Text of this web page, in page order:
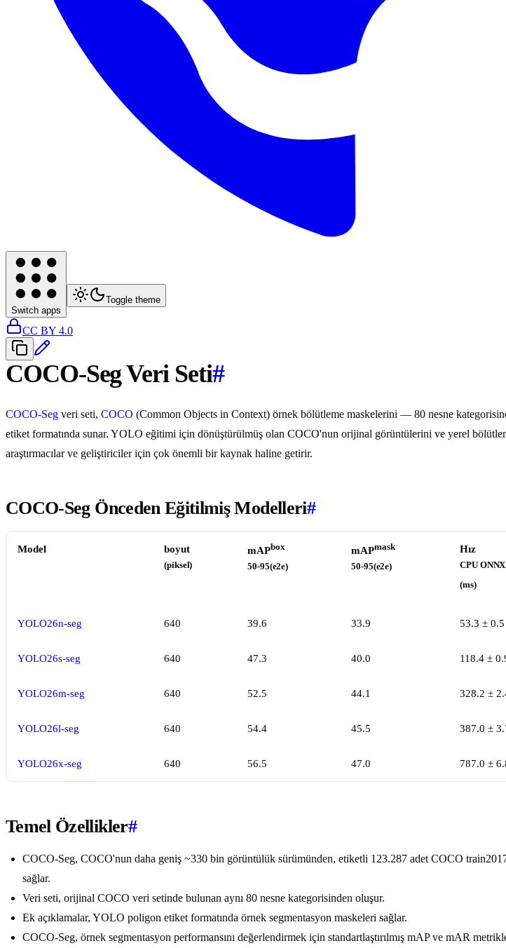
Switch apps
Toggle theme
CC BY 4.0
COCO-Seg Veri Seti#
COCO-Seg veri seti, COCO (Common Objects in Context) örnek bölütleme maskelerini — 80 nesne
etiket formatında sunar. YOLO eğitimi için dönüştürülmüş olan COCO'nun orijinal görüntülerini ve yerel
araştırmacılar ve geliştiriciler için çok önemli bir kaynak haline getirir.
COCO-Seg Önceden Eğitilmiş Modelleri#
Model boyut
(piksel)
mAPbox
50-95(e2e)
mAPmask
50-95(e2e)
Hız
CPU ONNX
(ms)
YOLO26n-seg 640 39.6 33.9 53.3 ± 0.5
YOLO26s-seg 640 47.3 40.0 118.4 ±
YOLO26m-seg 640 52.5 44.1 328.2 ±
YOLO26l-seg 640 54.4 45.5 387.0 ±
YOLO26x-seg 640 56.5 47.0 787.0 ±
Temel Özellikler#
COCO-Seg, COCO'nun daha geniş ~330 bin görüntülük sürümünden, etiketli 123.287 adet COCO
sağlar.
Veri seti, orijinal COCO veri setinde bulunan aynı 80 nesne kategorisinden oluşur.
Ek açıklamalar, YOLO poligon etiket formatında örnek segmentasyon maskeleri sağlar.
COCO-Seg, örnek segmentasyon performansını değerlendirmek için standartlaştırılmış mAP ve mAR